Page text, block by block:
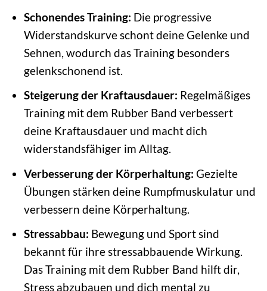
Schonendes Training: Die progressive
Widerstandskurve schont deine Gelenke und
Sehnen, wodurch das Training besonders
gelenkschonend ist.
Steigerung der Kraftausdauer: Regelmäßiges
Training mit dem Rubber Band verbessert
deine Kraftausdauer und macht dich
widerstandsfähiger im Alltag.
Verbesserung der Körperhaltung: Gezielte
Übungen stärken deine Rumpfmuskulatur und
verbessern deine Körperhaltung.
Stressabbau: Bewegung und Sport sind
bekannt für ihre stressabbauende Wirkung.
Das Training mit dem Rubber Band hilft dir,
Stress abzubauen und dich mental zu